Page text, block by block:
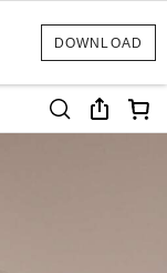
DOWNLOAD